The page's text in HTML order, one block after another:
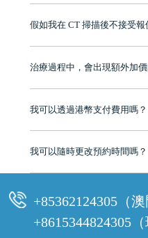
牌」、「2025香港企業領袖品牌
至今已服務超過三十個國家和地
有咨詢及服務保障中心，有任何
假如我在 CT 掃描後不接受
治療過程中，會出現額外加
我可以透過港幣支付費用嗎？
可以。維港口腔會按照當日匯率
我可以隨時更改預約時間嗎？
+85362124305（澳
+8615344824305（